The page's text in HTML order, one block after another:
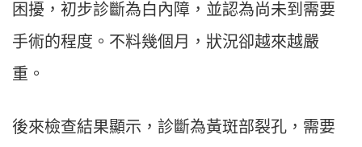
困擾，初步診斷為白內障，並認為尚未到需要
手術的程度。不料幾個月，狀況卻越來越嚴
重。
後來檢查結果顯示，診斷為黃斑部裂孔，需要